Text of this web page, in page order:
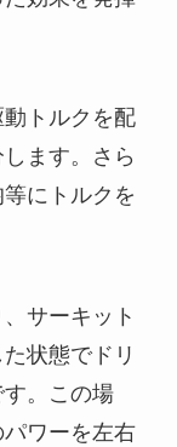
トルクを配
ます。さら
にトルクを
サーキット
状態でドリ
。この場
ワーを左右